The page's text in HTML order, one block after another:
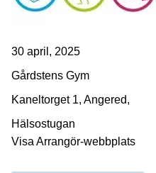
30 april, 2025
Gårdstens Gym
Kaneltorget 1, Angered,
Hälsostugan
Visa Arrangör-webbplats